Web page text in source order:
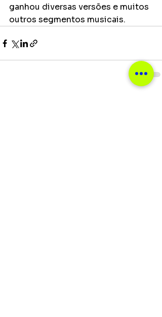
ganhou diversas versões e muitos
outros segmentos musicais.